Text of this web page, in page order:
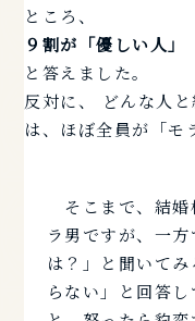
ところ、
９割が「優しい人」
と答えました。
反対に、 どんな人
は、ほぼ全員が「モ
そこまで、結婚
ラ男ですが、一
は？」と聞いて
らない」と回答